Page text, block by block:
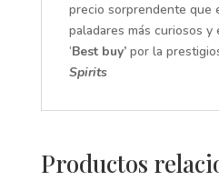
precio sorprendente que
paladares más curiosos y
‘Best buy’por la
Spirits
Productos